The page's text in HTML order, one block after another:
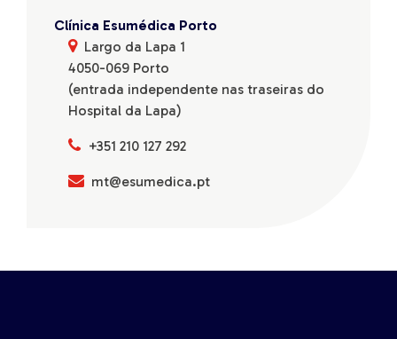
Clínica Esumédica Porto
Largo da Lapa 1
4050-069 Porto
(entrada independente nas traseiras do
Hospital da Lapa)
+351 210 127 292
mt@esumedica.pt